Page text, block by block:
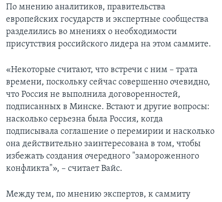
По мнению аналитиков, правительства
европейских государств и экспертные сообщества
разделились во мнениях о необходимости
присутствия российского лидера на этом саммите.
«Некоторые считают, что встречи с ним – трата
времени, поскольку сейчас совершенно очевидно,
что Россия не выполнила договоренностей,
подписанных в Минске. Встают и другие вопросы:
насколько серьезна была Россия, когда
подписывала соглашение о перемирии и насколько
она действительно заинтересована в том, чтобы
избежать создания очередного "замороженного
конфликта"», – считает Вайс.
Между тем, по мнению экспертов, к саммиту